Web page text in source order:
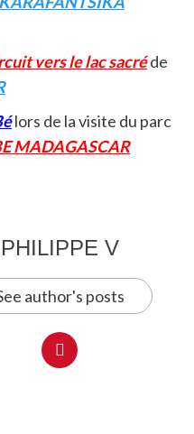
vers le lac sacréde
lors de la visite du parc
MADAGASCAR
PHILIPPE V
author's posts